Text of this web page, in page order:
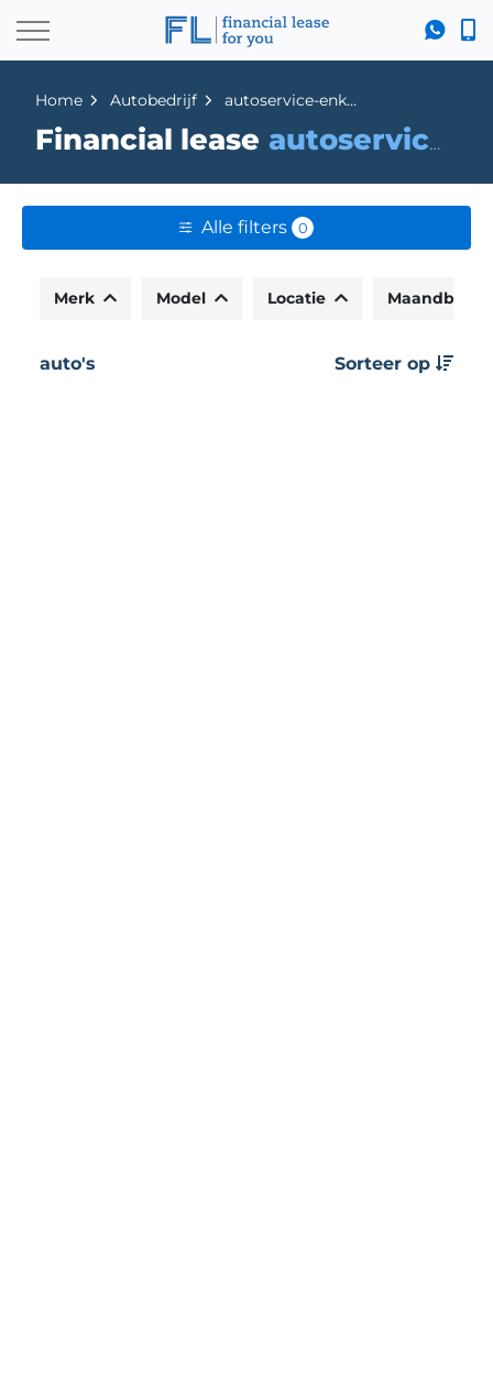
Home Autobedrijf autoservice-enkhuizen
Financial lease autoservice-enkhuizen
Alle filters 0
Merk Model Locatie
auto's Sorteer op